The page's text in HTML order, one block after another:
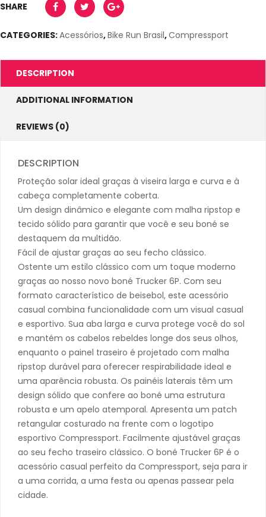
SHARE
CATEGORIES:Acessórios,Bike Run Brasil,Compressport
DESCRIPTION
ADDITIONAL INFORMATION
REVIEWS (0)
DESCRIPTION
Proteção solar ideal graças à viseira larga e curva e à
cabeça completamente coberta.
Um design dinâmico e elegante com malha ripstop e
tecido sólido para garantir que você e seu boné se
destaquem da multidão.
Fácil de ajustar graças ao seu fecho clássico.
Ostente um estilo clássico com um toque moderno
graças ao nosso novo boné Trucker 6P. Com seu
formato característico de beisebol, este acessório
casual combina funcionalidade com um visual casual
e esportivo. Sua aba larga e curva protege você do sol
e mantém os cabelos rebeldes longe dos seus olhos,
enquanto o painel traseiro é projetado com malha
ripstop durável para oferecer respirabilidade ideal e
uma aparência robusta. Os painéis laterais têm um
design sólido que confere ao boné uma estrutura
robusta e um apelo atemporal. Apresenta um patch
retangular costurado na frente com o logotipo
esportivo Compressport. Facilmente ajustável graças
ao seu fecho traseiro clássico. O boné Trucker 6P é o
acessório casual perfeito da Compressport, seja para ir
a uma corrida, a uma festa ou apenas passear pela
cidade.